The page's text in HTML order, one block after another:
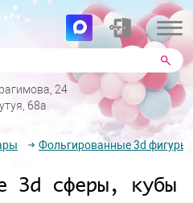
24
68а
Фольгированные 3d фигуры
3d сферы, кубы